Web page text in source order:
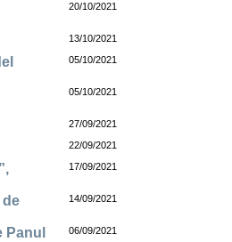
20/10/2021
13/10/2021
05/10/2021
05/10/2021
27/09/2021
22/09/2021
17/09/2021
de 14/09/2021
06/09/2021